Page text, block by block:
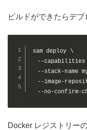
ビルドができたらデプ
sam deploy \
--
--stack-name
--image-
--no-confirm-
Docker レジストリー